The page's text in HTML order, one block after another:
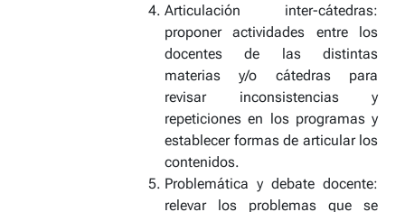
Articulación inter-cátedras:
proponer actividades entre los
docentes de las distintas
materias y/o cátedras para
revisar inconsistencias y
repeticiones en los programas y
establecer formas de articular los
contenidos.
Problemática y debate docente:
relevar los problemas que se